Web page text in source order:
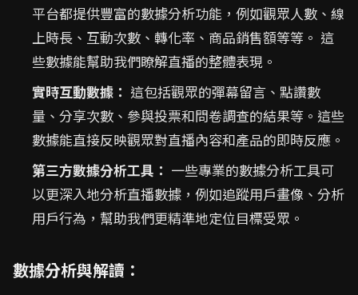
平台都提供豐富的數據分析功能，例如觀眾人數、線
上時長、互動次數、轉化率、商品銷售額等等。 這
些數據能幫助我們瞭解直播的整體表現。
實時互動數據： 這包括觀眾的彈幕留言、點讚數
量、分享次數、參與投票和問卷調查的結果等。這些
數據能直接反映觀眾對直播內容和產品的即時反應。
第三方數據分析工具： 一些專業的數據分析工具可
以更深入地分析直播數據，例如追蹤用戶畫像、分析
用戶行為，幫助我們更精準地定位目標受眾。
數據分析與解讀：